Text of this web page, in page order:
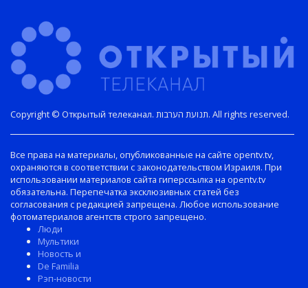
Copyright © Открытый телеканал. תנועת הערבות. All rights reserved.
Все права на материалы, опубликованные на сайте opentv.tv,
охраняются в соответствии с законодательством Израиля. При
использовании материалов сайта гиперссылка на opentv.tv
обязательна. Перепечатка эксклюзивных статей без
согласования с редакцией запрещена. Любое использование
фотоматериалов агентств строго запрещено.
Люди
Мультики
Новость и
De Familia
Рэп-новости